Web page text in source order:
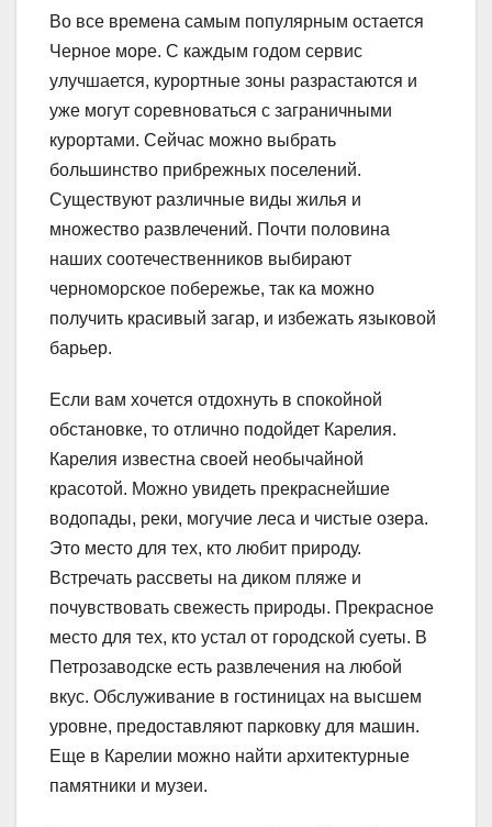
Во все времена самым популярным остается
Черное море. С каждым годом сервис
улучшается, курортные зоны разрастаются и
уже могут соревноваться с заграничными
курортами. Сейчас можно выбрать
большинство прибрежных поселений.
Существуют различные виды жилья и
множество развлечений. Почти половина
наших соотечественников выбирают
черноморское побережье, так ка можно
получить красивый загар, и избежать языковой
барьер.
Если вам хочется отдохнуть в спокойной
обстановке, то отлично подойдет Карелия.
Карелия известна своей необычайной
красотой. Можно увидеть прекраснейшие
водопады, реки, могучие леса и чистые озера.
Это место для тех, кто любит природу.
Встречать рассветы на диком пляже и
почувствовать свежесть природы. Прекрасное
место для тех, кто устал от городской суеты. В
Петрозаводске есть развлечения на любой
вкус. Обслуживание в гостиницах на высшем
уровне, предоставляют парковку для машин.
Еще в Карелии можно найти архитектурные
памятники и музеи.